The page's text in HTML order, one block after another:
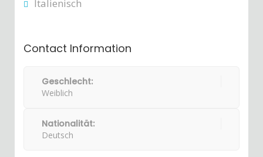
Italienisch
Contact Information
Geschlecht:
Weiblich
Nationalität:
Deutsch